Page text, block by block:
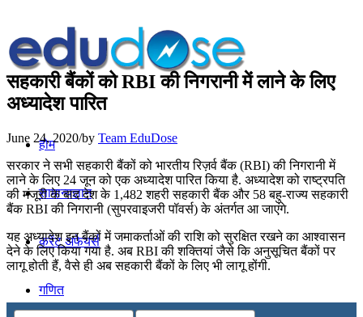
होम
सामान्यज्ञान
करेंट अफेयर्स
गणित
सहकारी बैंकों को RBI की निगरानी में लाने के लिए
अध्यादेश पारित
June 24, 2020/by Team EduDose
सरकार ने सभी सहकारी बैंकों को भारतीय रिज़र्व बैंक (RBI) की निगरानी में
लाने के लिए 24 जून को एक अध्यादेश पारित किया है. अध्यादेश को राष्ट्रपति
की मंजूरी के बाद देश के 1,482 शहरी सहकारी बैंक और 58 बहु-राज्य सहकारी
बैंक RBI की निगरानी (सुपरवाइजरी पॉवर्स) के अंतर्गत आ जाएंगे.
यह अध्यादेश इन बैंकों में जमाकर्ताओं की राशि को सुरक्षित रखने का आश्वासन
देने के लिए किया गया है. अब RBI की शक्तियां जैसे कि अनुसूचित बैंकों पर
लागू होती हैं, वैसे ही अब सहकारी बैंकों के लिए भी लागू होंगी.